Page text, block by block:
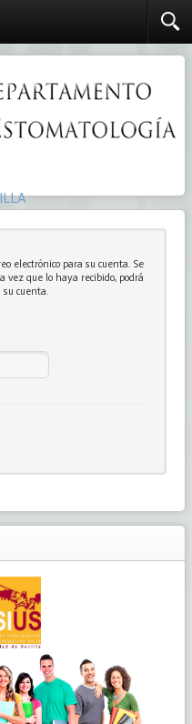
electrónico para su cuenta. Se
vez que lo haya recibido, podrá
su cuenta.